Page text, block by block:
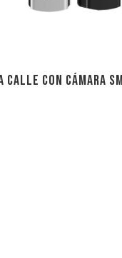
CALLE CON CÁMARA